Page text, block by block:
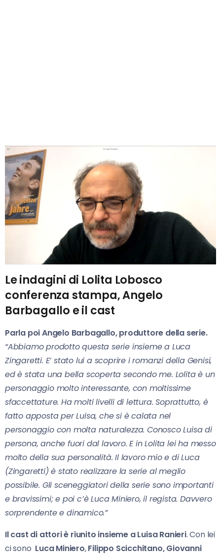
Le indagini di Lolita Lobosco
conferenza stampa, Angelo
Barbagallo e il cast
Parla poi Angelo Barbagallo, produttore della serie.
“Abbiamo prodotto questa serie insieme a Luca
Zingaretti. E’ stato lui a scoprire i romanzi della Genisi,
ed è stata una bella scoperta secondo me. Lolita è un
personaggio molto interessante, con moltissime
sfaccettature. Ha molti livelli di lettura. Soprattutto, è
fatto apposta per Luisa, che si è calata nel
personaggio con molta naturalezza. Conosco Luisa di
persona, anche fuori dal lavoro. E in Lolita lei ha messo
molto della sua personalità. Il lavoro mio e di Luca
(Zingaretti) è stato realizzare la serie al meglio
possibile. Gli sceneggiatori della serie sono importanti
e bravissimi; e poi c’è Luca Miniero, il regista. Davvero
sorprendente e dinamico.”
Il cast di attori è riunito insieme a Luisa Ranieri. Con lei
ci sono Luca Miniero,Filippo Scicchitano, Giovanni